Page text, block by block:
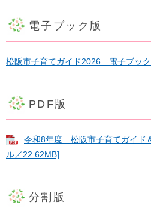
電子ブック版
松阪市子育てガイド2026 電子ブッ
PDF版
令和8年度 松阪市子育てガイド
ル／22.62MB]
分割版